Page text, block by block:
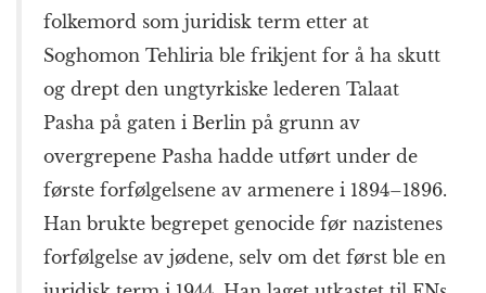
folkemord som juridisk term etter at
Soghomon Tehliria ble frikjent for å ha skutt
og drept den ungtyrkiske lederen Talaat
Pasha på gaten i Berlin på grunn av
overgrepene Pasha hadde utført under de
første forfølgelsene av armenere i 1894–1896.
Han brukte begrepet genocide før nazistenes
forfølgelse av jødene, selv om det først ble en